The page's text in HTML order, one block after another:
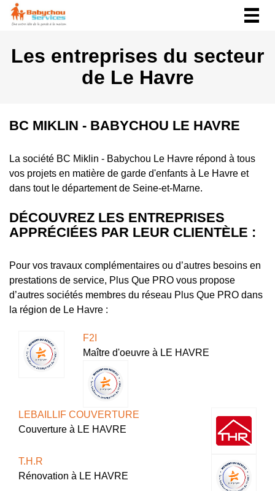
Les entreprises du secteur
de Le Havre
BC MIKLIN - BABYCHOU LE HAVRE
La société BC Miklin - Babychou Le Havre répond à tous
vos projets en matière de garde d'enfants à Le Havre et
dans tout le département de Seine-et-Marne.
DÉCOUVREZ LES ENTREPRISES
APPRÉCIÉES PAR LEUR CLIENTÈLE :
Pour vos travaux complémentaires ou d’autres besoins en
prestations de service, Plus Que PRO vous propose
d’autres sociétés membres du réseau Plus Que PRO dans
la région de Le Havre :
F2I
Maître d'oeuvre à LE HAVRE
LEBAILLIF COUVERTURE
Couverture à LE HAVRE
T.H.R
Rénovation à LE HAVRE